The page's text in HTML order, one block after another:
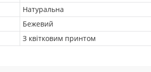
Натуральна
Бежевий
З квітковим принтом